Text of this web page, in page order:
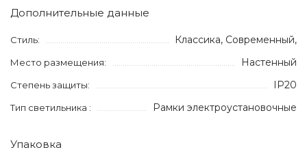
Дополнительные данные
Стиль: Классика, Современный,
Место размещения: Настенный
Степень защиты: IP20
Тип светильника : Рамки электроустановочные
Упаковка